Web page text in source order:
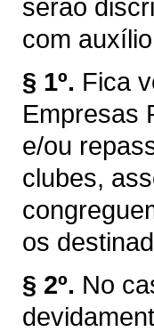
serão
com
§ 1º. Fica
Empresas
e/ou
clubes,
os
§ 2º. No